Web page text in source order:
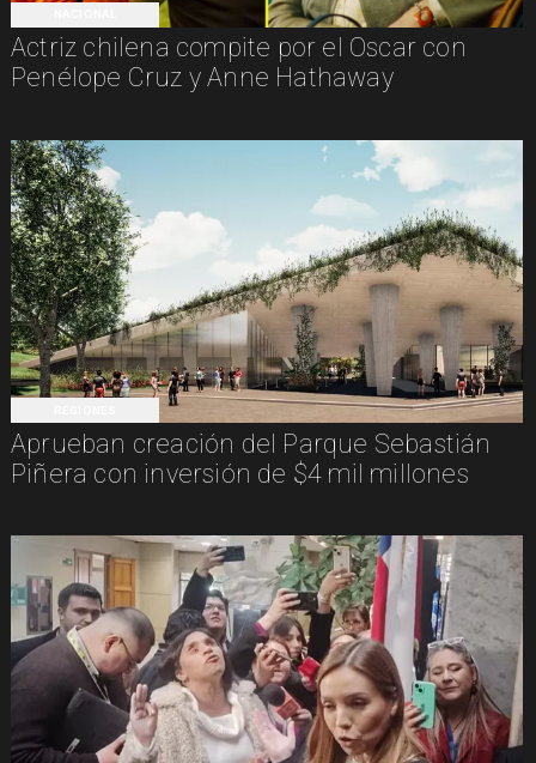
Actriz chilena compite por el Oscar con
Penélope Cruz y Anne Hathaway
Aprueban creación del Parque Sebastián
Piñera con inversión de $4 mil millones